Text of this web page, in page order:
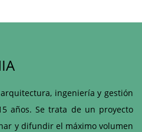
ingeniería y gestión
años. Se trata de un proyecto
y difundir el máximo volumen